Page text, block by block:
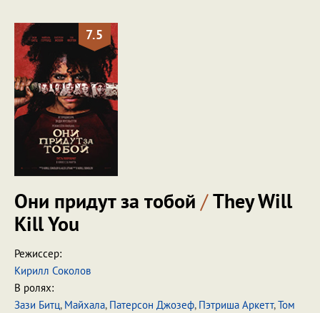
7.5
Они придут за тобой /They Will
Kill You
Режиссер:
Кирилл Соколов
В ролях:
Зази Битц, Майхала, Патерсон Джозеф, Пэтриша Аркетт,Том